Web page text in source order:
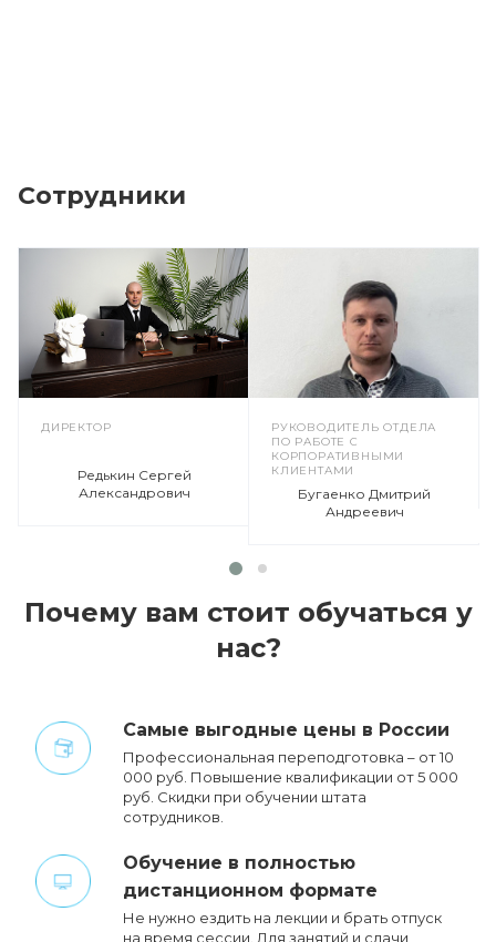
Сотрудники
ДИРЕКТОР
Редькин Сергей
Александрович
РУКОВОДИТЕЛЬ ОТДЕЛА
ПО РАБОТЕ С
КОРПОРАТИВНЫМИ
КЛИЕНТАМИ
Бугаенко Дмитрий
Андреевич
Почему вам стоит обучаться у
нас?
Cамые выгодные цены в России
Профессиональная переподготовка – от 10
000 руб. Повышение квалификации от 5 000
руб. Cкидки при обучении штата
сотрудников.
Обучение в полностью
дистанционном формате
Не нужно ездить на лекции и брать отпуск
на время сессии. Для занятий и сдачи